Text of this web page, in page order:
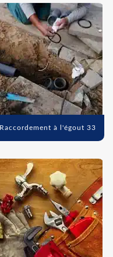
Raccordement à l'égout 33